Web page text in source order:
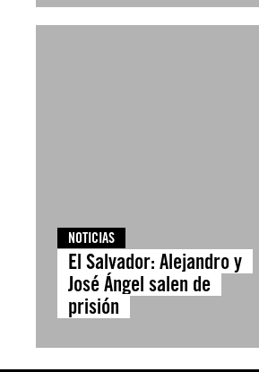
NOTICIAS
El Salvador: Alejandro y
José Ángel salen de
prisión